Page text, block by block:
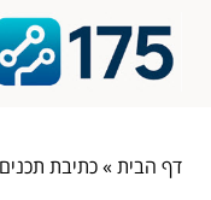
דף הבית»כתיבת